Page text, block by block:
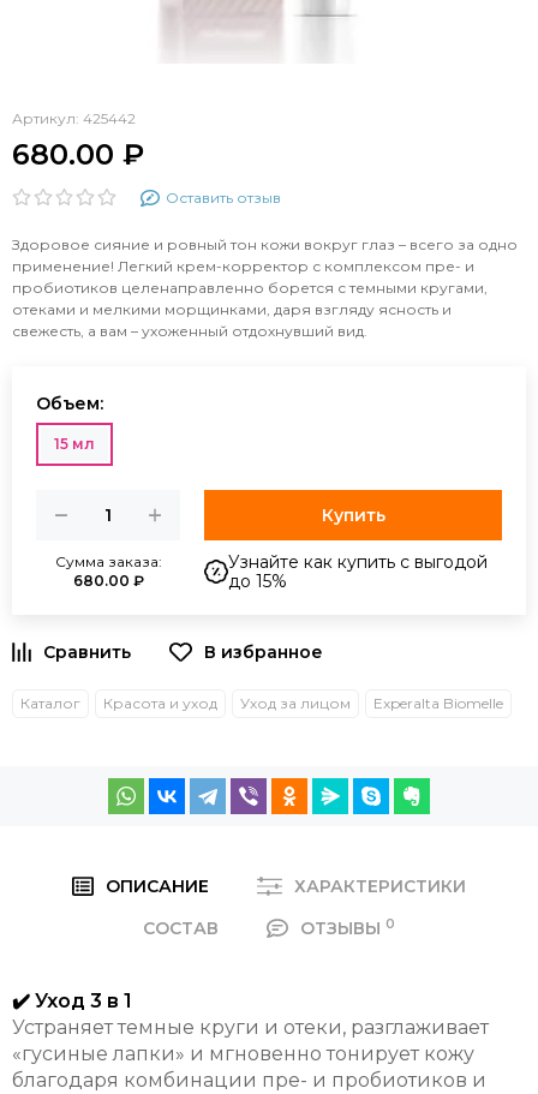
Артикул: 425442
680.00 ₽
Оставить отзыв
Здоровое сияние и ровный тон кожи вокруг глаз – всего за одно
применение! Легкий крем-корректор с комплексом пре- и
пробиотиков целенаправленно борется с темными кругами,
отеками и мелкими морщинками, даря взгляду ясность и
свежесть, а вам – ухоженный отдохнувший вид.
Объем:
15 мл
Сумма заказа:
680.00 ₽
Купить
Узнайте как купить с выгодой
до 15%
Каталог Красота и уход Уход за лицом Experalta Biomelle
ОПИСАНИЕ
ХАРАКТЕРИСТИКИ
СОСТАВ
ОТЗЫВЫ 0
✔️ Уход 3 в 1
Устраняет темные круги и отеки, разглаживает
«гусиные лапки» и мгновенно тонирует кожу
благодаря комбинации пре- и пробиотиков и